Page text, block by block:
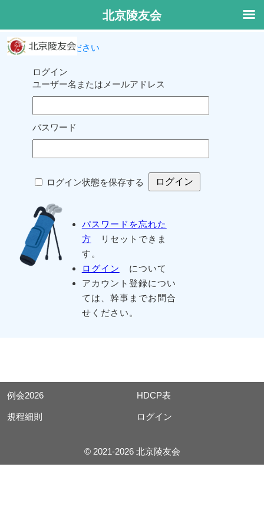
ログインしてください
ログイン
ユーザー名またはメールアドレス
パスワード
ログイン状態を保存する
パスワードを忘れた
方 リセットできま
す。
ログイン
について
アカウント登録につい
ては、幹事までお問合
せください。
例会2026 HDCP表
規程細則 ログイン
© 2021-2026 北京陵友会
北京陵友会